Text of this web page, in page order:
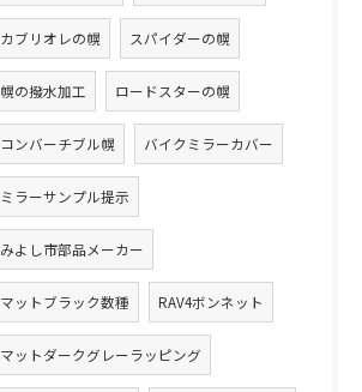
カブリオレの幌 スパイダーの幌
幌の撥水加工 ロードスターの幌
コンバーチブル幌 バイクミラーカバー
ミラーサンプル提示
みよし市部品メーカー
マットブラック数種 RAV4ボンネット
マットダークグレーラッピング